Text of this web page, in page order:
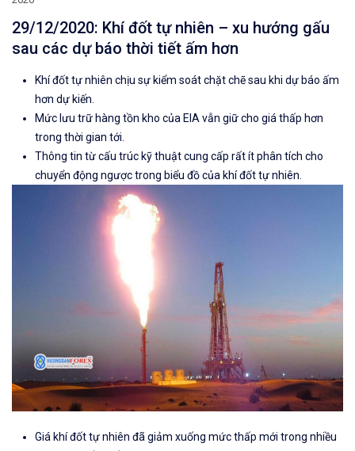
29/12/2020: Khí đốt tự nhiên – xu hướng gấu
sau các dự báo thời tiết ấm hơn
Khí đốt tự nhiên chịu sự kiểm soát chặt chẽ sau khi dự báo ấm
hơn dự kiến.
Mức lưu trữ hàng tồn kho của EIAvẫn giữ cho giá thấp hơn
trong thời gian tới.
Thông tin từ cấu trúc kỹ thuật cung cấp rất ít phân tích cho
chuyển động ngược trong biểu đồ của khí đốt tự nhiên.
Giá khí đốt tự nhiên đã giảm xuống mức thấp mới trong nhiều